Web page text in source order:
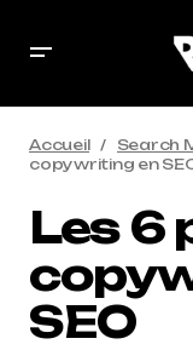
Accueil Search
copywriting en
Les 6
SEO